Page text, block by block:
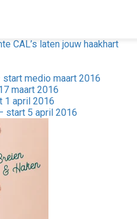
CAL’s laten jouw haakhart
medio maart 2016
maart 2016
1 april 2016
start 5 april 2016